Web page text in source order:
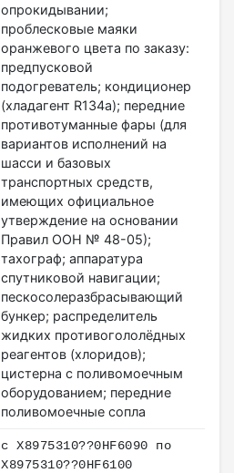
опрокидывании;
проблесковые маяки
оранжевого цвета по заказу:
предпусковой
подогреватель; кондиционер
(хладагент R134a); передние
противотуманные фары (для
вариантов исполнений на
шасси и базовых
транспортных средств,
имеющих официальное
утверждение на основании
Правил ООН № 48-05);
тахограф; аппаратура
спутниковой навигации;
пескосолеразбрасывающий
бункер; распределитель
жидких противогололёдных
реагентов (хлоридов);
цистерна с поливомоечным
оборудованием; передние
поливомоечные сопла
с X8975310??0HF6090 по
X8975310??0HF6100